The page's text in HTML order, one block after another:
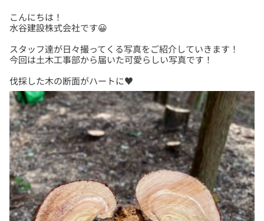
こんにちは！
スタッフ達が日々撮ってくる写真をご紹介していきます！